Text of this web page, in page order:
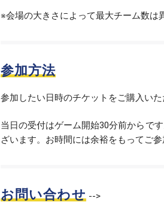
※会場の大きさによって最大チーム数は
参加方法
参加したい日時のチケットをご購入い
当日の受付はゲーム開始30分前からで
ざいます。お時間には余裕をもってご参
お問い合わせ-->